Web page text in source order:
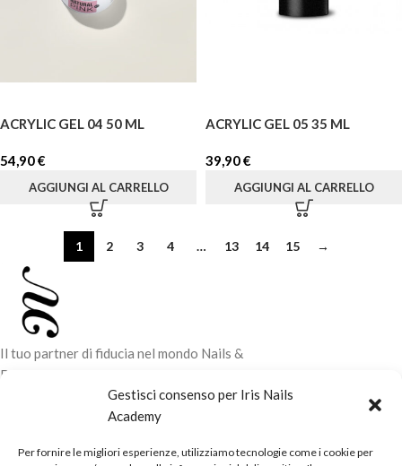
Gestisci consenso per Iris Nails
Academy
Per fornire le migliori esperienze, utilizziamo tecnologie come i cookie per
ACRYLIC GEL 04 50 ML
54,90€
AGGIUNGI AL CARRELLO
ACRYLIC GEL 05 35 ML
39,90€
AGGIUNGI AL CARRELLO
1 2 3 4 … 13 14 15 →
Il tuo partner di fiducia nel mondo Nails &
Beauty. Vendita di prodotti professionali e
corsi di formazione tecnica per elevare il tuo
stile e la tua professionalità.
CONTATTI